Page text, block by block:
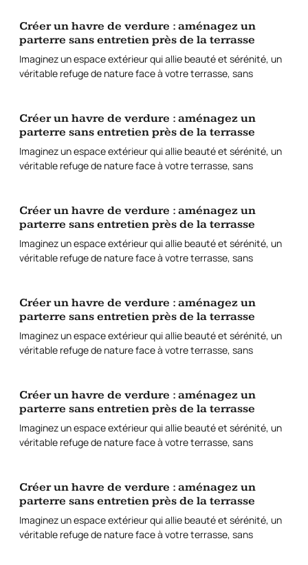
Créer un havre de verdure : aménagez un
parterre sans entretien près de la terrasse
Imaginez un espace extérieur qui allie beauté et sérénité, un
véritable refuge de nature face à votre terrasse, sans
Créer un havre de verdure : aménagez un
parterre sans entretien près de la terrasse
Imaginez un espace extérieur qui allie beauté et sérénité, un
véritable refuge de nature face à votre terrasse, sans
Créer un havre de verdure : aménagez un
parterre sans entretien près de la terrasse
Imaginez un espace extérieur qui allie beauté et sérénité, un
véritable refuge de nature face à votre terrasse, sans
Créer un havre de verdure : aménagez un
parterre sans entretien près de la terrasse
Imaginez un espace extérieur qui allie beauté et sérénité, un
véritable refuge de nature face à votre terrasse, sans
Créer un havre de verdure : aménagez un
parterre sans entretien près de la terrasse
Imaginez un espace extérieur qui allie beauté et sérénité, un
véritable refuge de nature face à votre terrasse, sans
Créer un havre de verdure : aménagez un
parterre sans entretien près de la terrasse
Imaginez un espace extérieur qui allie beauté et sérénité, un
véritable refuge de nature face à votre terrasse, sans